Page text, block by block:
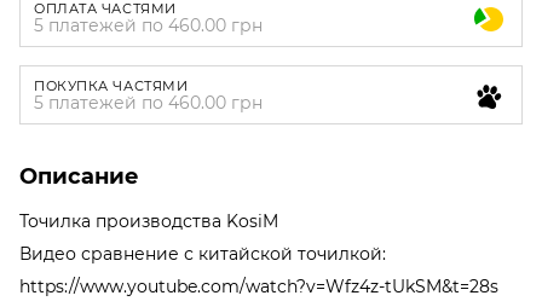
ОПЛАТА ЧАСТЯМИ
5 платежей по 460.00 грн
ПОКУПКА ЧАСТЯМИ
5 платежей по 460.00 грн
Описание
Точилка производства KosiM
Видео сравнение с китайской точилкой:
https://www.youtube.com/watch?v=Wfz4z-tUkSM&t=28s